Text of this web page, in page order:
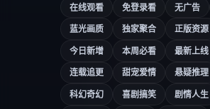
在线观看
免登录看 无广告
蓝光画质
独家聚合 正版资源
今日新增
本周必看 最新上线
连载追更
甜宠爱情 悬疑推理
科幻奇幻
喜剧搞笑 剧情人生